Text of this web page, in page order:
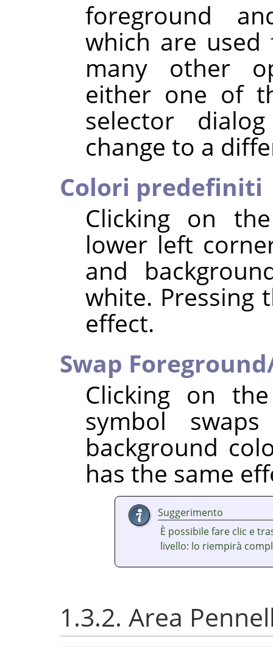
foreground
which are
many other
either one of
selector
change to a
Colori predefiniti
Clicking on
lower left
and
white. Pressing
effect.
Swap
Clicking on
symbol
background
has the same
Suggerimento
È possibile fare clic e
livello: lo riempirà
1.3.2. Area